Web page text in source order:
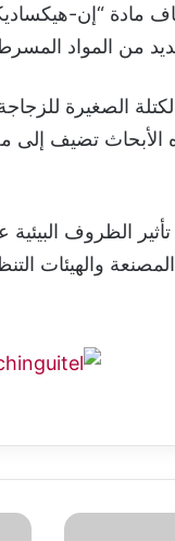
من المواد
الصغيرة
الأبحاث تضيف إلى
الظروف البيئية
والهيئات
كيف